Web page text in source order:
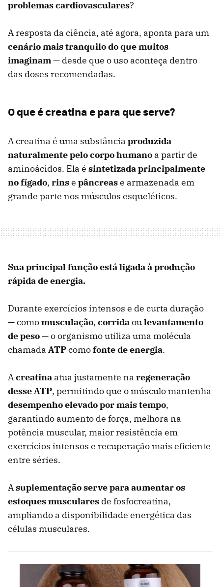
problemas cardiovasculares?
A resposta da ciência, até agora, aponta para um
cenário mais tranquilo do que muitos
imaginam— desde que o uso aconteça dentro
das doses recomendadas.
O que é creatina e para que serve?
A creatina é uma substância produzida
naturalmente pelo corpo humano a partir de
aminoácidos. Ela é sintetizada principalmente
no fígado, rinse pâncrease armazenada em
grande parte nos músculos esqueléticos.
Sua principal função está ligada à produção
rápida de energia.
Durante exercícios intensos e de curta duração
— comomusculação, corridaoulevantamento
depeso— o organismo utiliza uma molécula
chamada ATPcomofonte de energia.
Acreatina atua justamente na regeneração
desse ATP, permitindo que o músculo mantenha
desempenho elevado por mais tempo,
garantindo aumento de força, melhora na
potência muscular, maior resistência em
exercícios intensos e recuperação mais eficiente
entre séries.
Asuplementação serve para aumentar os
estoques musculares de fosfocreatina,
ampliando a disponibilidade energética das
células musculares.